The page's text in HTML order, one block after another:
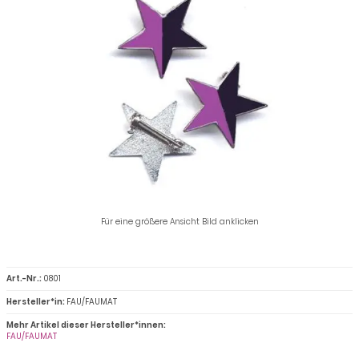
Für eine größere Ansicht Bild anklicken
Art.-Nr.: 0801
Hersteller*in: FAU/FAUMAT
Mehr Artikel dieser Hersteller*innen:
FAU/FAUMAT